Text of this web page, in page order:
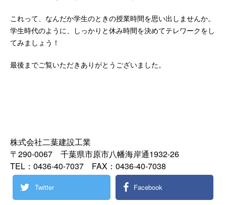
これって、なんだか学生のときの授業時間を思い出しませんか。
学生時代のように、しっかりと休み時間を決めてテレワークをし
てみましょう！
最後までご覧いただきありがとうございました。
株式会社二葉建設工業
〒290-0067 千葉県市原市八幡海岸通1932-26
TEL：0436-40-7037 FAX：0436-40-7038
Twitter Facebook